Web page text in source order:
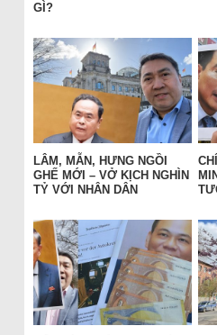
GÌ?
LÂM, MẪN, HƯNG NGỒI
GHẾ MỚI – VỞ KỊCH NGHÌN
TỶ VỚI NHÂN DÂN